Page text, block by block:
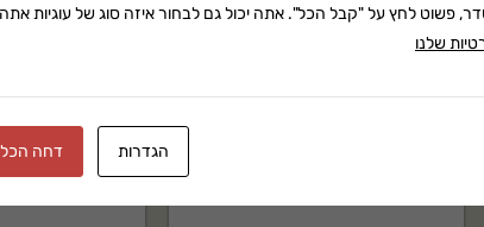
זמן אספקה:עד 8 ימי עסקים
פשוט לחץ על "קבל הכל". אתה יכול גם לבחור איזה סוג של עוגיות אתה
שלנו
הגדרות דחה הכל